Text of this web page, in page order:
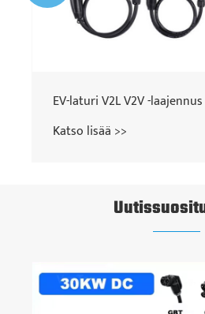
DC EV -laturin tekniset